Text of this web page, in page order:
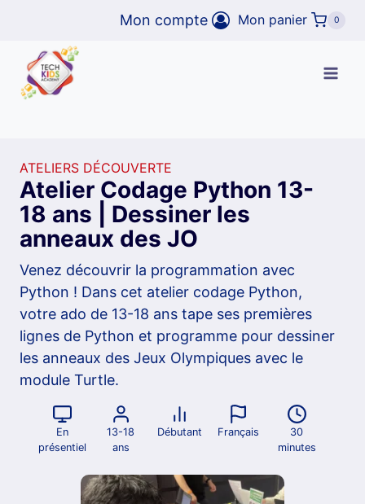
contenu
Mon compte Mon panier 0
ATELIERS DÉCOUVERTE
Atelier Codage Python 13-
18 ans | Dessiner les
anneaux des JO
Venez découvrir la programmation avec
Python ! Dans cet atelier codage Python,
votre ado de 13-18 ans tape ses premières
lignes de Python et programme pour dessiner
les anneaux des Jeux Olympiques avec le
module Turtle.
En
présentiel
13-18
ans
Débutant Français
30
minutes